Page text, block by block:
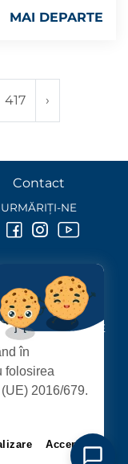
MAI DEPARTE
417 ›
SATU MARE
Contact
URMĂRIȚI-NE
în
folosirea
2016/679.
Accept